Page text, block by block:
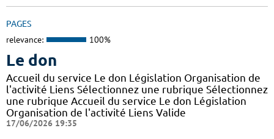
PAGES
relevance: 100%
Le don
Accueil du service Le don Législation Organisation de
l'activité Liens Sélectionnez une rubrique Sélectionnez
une rubrique Accueil du service Le don Législation
Organisation de l'activité Liens Valide
17/06/2026 19:35